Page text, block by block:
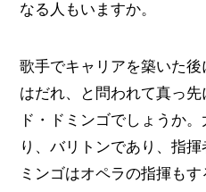
なる人もいますか。
歌手でキャリアを築いた
はだれ、と問われて真っ
ド・ドミンゴでしょうか
り、バリトンであり、指
ミンゴはオペラの指揮も